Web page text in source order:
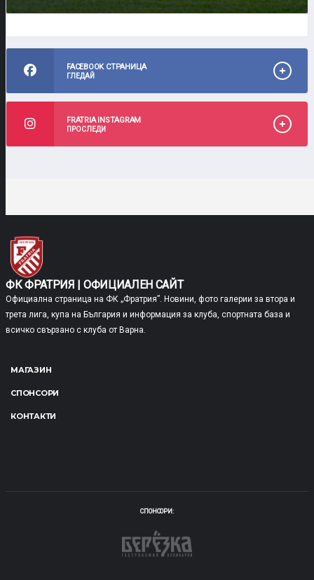
FACEBOOK СТРАНИЦА
ГЛЕДАЙ
FRATRIA INSTAGRAM
ПРОСЛЕДИ
ФК ФРАТРИЯ | ОФИЦИАЛЕН САЙТ
Официална страница на ФК „Фратрия”. Новини, фото галерии за втора и
трета лига, купа на България и информация за клуба, спортната база и
всичко свързано с клуба от Варна.
МАГАЗИН
СПОНСОРИ
КОНТАКТИ
СПОНСОРИ: